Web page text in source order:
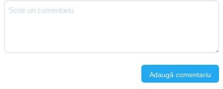
Adaugă comentariu